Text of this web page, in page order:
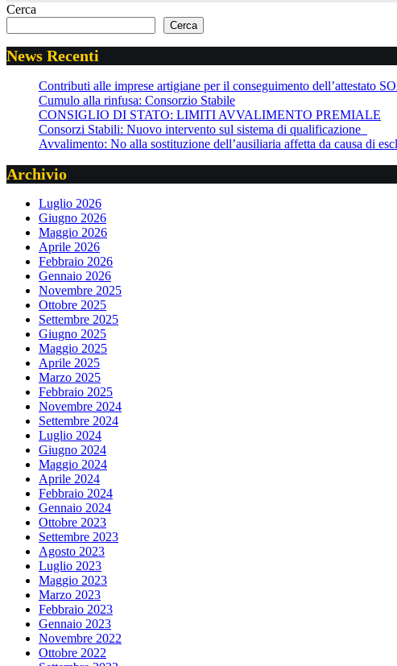
Cerca
Cerca
News Recenti
Contributi alle imprese artigiane per il conseguimento dell’attestato
Cumulo alla rinfusa: Consorzio Stabile
CONSIGLIO DI STATO: LIMITI AVVALIMENTO PREMIALE
Consorzi Stabili: Nuovo intervento sul sistema di qualificazione
Avvalimento: No alla sostituzione dell’ausiliaria affetta da causa di
Archivio
Luglio 2026
Giugno 2026
Maggio 2026
Aprile 2026
Febbraio 2026
Gennaio 2026
Novembre 2025
Ottobre 2025
Settembre 2025
Giugno 2025
Maggio 2025
Aprile 2025
Marzo 2025
Febbraio 2025
Novembre 2024
Settembre 2024
Luglio 2024
Giugno 2024
Maggio 2024
Aprile 2024
Febbraio 2024
Gennaio 2024
Ottobre 2023
Settembre 2023
Agosto 2023
Luglio 2023
Maggio 2023
Marzo 2023
Febbraio 2023
Gennaio 2023
Novembre 2022
Ottobre 2022